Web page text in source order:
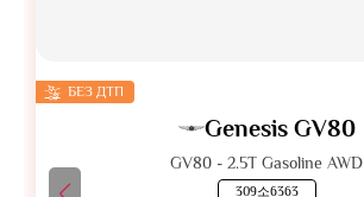
БЕЗ ДТП
Genesis GV80
GV80 - 2.5T Gasoline AWD
309소6363